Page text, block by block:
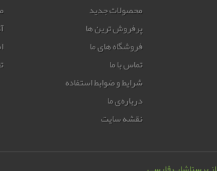
محصولات جدید
پرفروش ترین‌ ها
فروشگاه های ما
تماس با ما
شرایط و ضوابط استفاده
درباره‌ی ما
نقشه سایت